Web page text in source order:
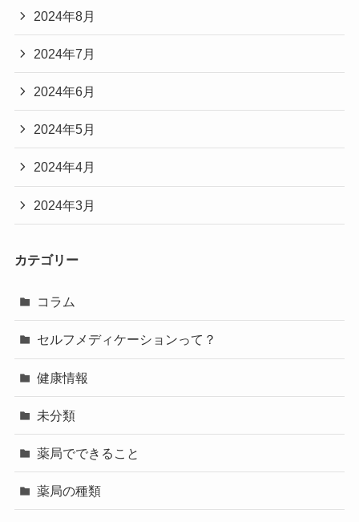
2024年8月
2024年7月
2024年6月
2024年5月
2024年4月
2024年3月
カテゴリー
コラム
セルフメディケーションって？
健康情報
未分類
薬局でできること
薬局の種類